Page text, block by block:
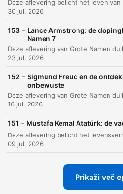
30 jul. 2026
153 - Lance Armstrong: de
Namen 7
23 jul. 2026
152 - Sigmund Freud en de
onbewuste
16 jul. 2026
151 - Mustafa Kemal Atatürk: de
09 jul. 2026
Prikaži več